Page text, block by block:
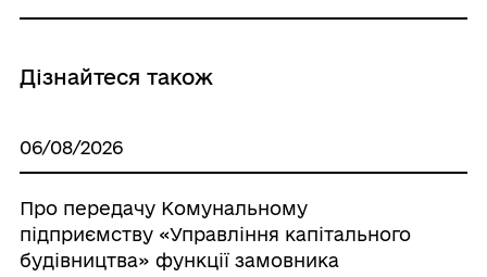
Дізнайтеся також
06/08/2026
Про передачу Комунальному
підприємству «Управління капітального
будівництва» функції замовника